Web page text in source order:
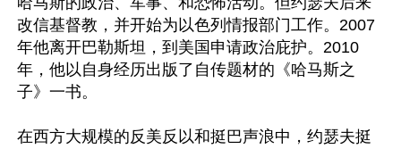
改信基督教，并开始为以色列情报部门工作。2007
年他离开巴勒斯坦，到美国申请政治庇护。2010
年，他以自身经历出版了自传题材的《哈马斯之
子》一书。
在西方大规模的反美反以和挺巴声浪中，约瑟夫挺